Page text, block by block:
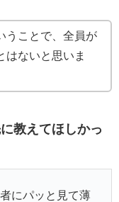
うことで、全員が
はないと思いま
教えてほしかっ
にパッと見て薄